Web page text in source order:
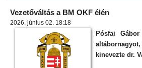
Vezetőváltás a BM OKF élén
2026. június 02. 18:18
Pósfai
kinevezte dr.